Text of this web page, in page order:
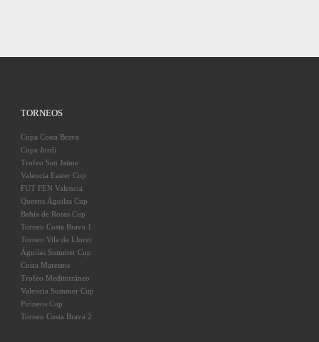
TORNEOS
Copa Costa Brava
Copa Jordi
Trofeo San Jaime
Valencia Easter Cup
FUT FEN Valencia
Queens Águilas Cup
Bahía de Rosas Cup
Torneo Costa Brava 1
Torneo Vila de Lloret
Águilas Summer Cup
Costa Maresme
Trofeo Mediterráneo
Valencia Summer Cup
Pirineos Cup
Torneo Costa Brava 2